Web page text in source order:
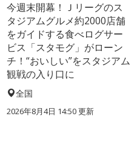
今週末開幕！Ｊリーグのス
タジアムグルメ約2000店舗
をガイドする食べログサー
ビス「スタモグ」がローン
チ！“おいしい”をスタジアム
観戦の入り口に
全国
2026年8月4日 14:50更新